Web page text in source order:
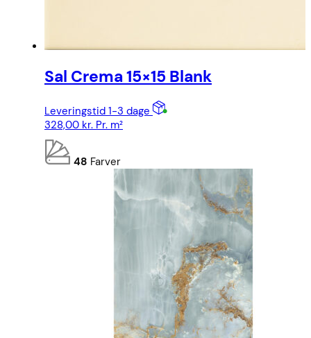
Sal Crema 15×15 Blank
Leveringstid 1-3 dage
328,00 kr. Pr. m²
48 Farver